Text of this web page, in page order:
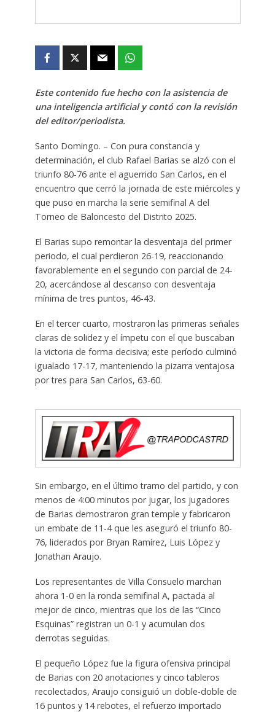
Este contenido fue hecho con la asistencia de
una inteligencia artificial y contó con la revisión
del editor/periodista.
Santo Domingo. – Con pura constancia y
determinación, el club Rafael Barias se alzó con el
triunfo 80-76 ante el aguerrido San Carlos, en el
encuentro que cerró la jornada de este miércoles y
que puso en marcha la serie semifinal A del
Torneo de Baloncesto del Distrito 2025.
El Barias supo remontar la desventaja del primer
periodo, el cual perdieron 26-19, reaccionando
favorablemente en el segundo con parcial de 24-
20, acercándose al descanso con desventaja
mínima de tres puntos, 46-43.
En el tercer cuarto, mostraron las primeras señales
claras de solidez y el ímpetu con el que buscaban
la victoria de forma decisiva; este período culminó
igualado 17-17, manteniendo la pizarra ventajosa
por tres para San Carlos, 63-60.
Sin embargo, en el último tramo del partido, y con
menos de 4:00 minutos por jugar, los jugadores
de Barias demostraron gran temple y fabricaron
un embate de 11-4 que les aseguró el triunfo 80-
76, liderados por Bryan Ramírez, Luis López y
Jonathan Araujo.
Los representantes de Villa Consuelo marchan
ahora 1-0 en la ronda semifinal A, pactada al
mejor de cinco, mientras que los de las “Cinco
Esquinas” registran un 0-1 y acumulan dos
derrotas seguidas.
El pequeño López fue la figura ofensiva principal
de Barias con 20 anotaciones y cinco tableros
recolectados, Araujo consiguió un doble-doble de
16 puntos y 14 rebotes, el refuerzo importado